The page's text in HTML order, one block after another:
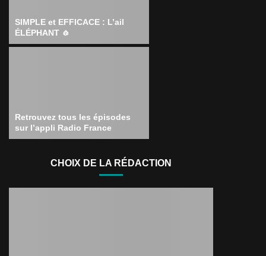
SIMPLE et EFFICACE : L’ail
ÉLÉPHANT 🧄
Retrouvez tous les épisodes
sur l’appli Radio France
CHOIX DE LA RÉDACTION